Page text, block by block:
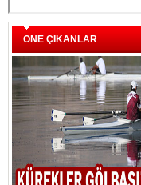
ÖNE ÇIKANLAR